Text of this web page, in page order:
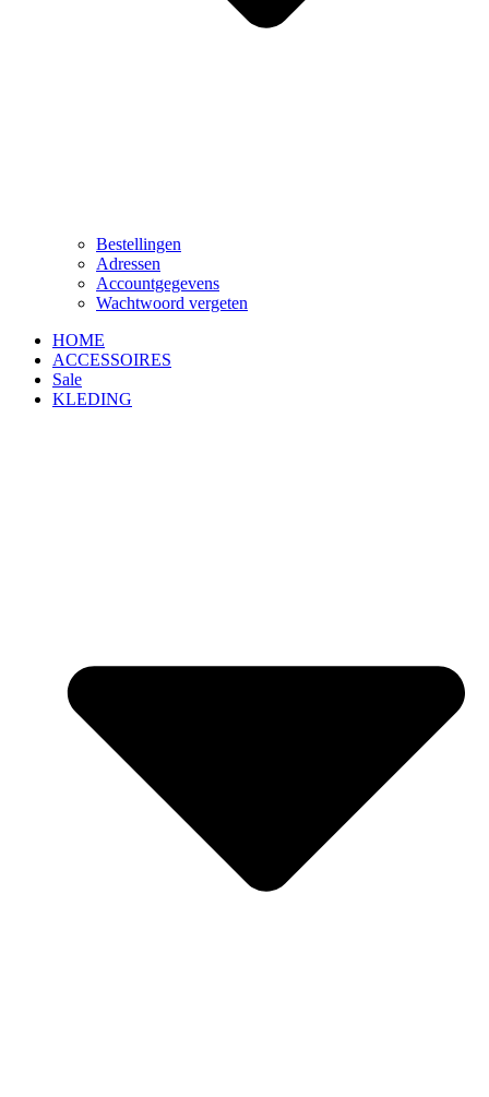
Bestellingen
Adressen
Accountgegevens
Wachtwoord vergeten
HOME
ACCESSOIRES
Sale
KLEDING